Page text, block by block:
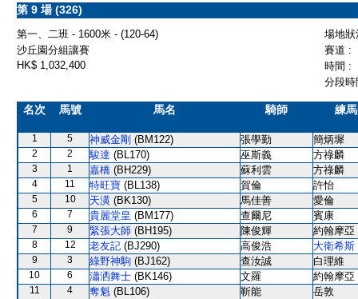
第 9 場 (326)
第一、二班 - 1600米 - (120-64)
場地
沙丘園分組讓賽
賽道 :
HK$ 1,032,400
時間 :
分段
名次 馬號 馬名 騎師 練
1 5 神威金剛 (BM122) 張學勤 簡炳墀
2 2 駿達 (BL170) 巫斯義 方祿麟
3 1 嘉橋 (BH229) 蘇利雲 方祿麟
4 11 特旺寶 (BL138) 賀倫 許怡
5 10 天潢 (BK130) 馬佳善 愛倫
6 7 貴麗堂皇 (BM177) 查爾尼 賓康
7 9 緊張大師 (BH195) 陳俊輝 約翰摩亞
8 12 老友記 (BJ290) 高俊浩 大衛希斯
9 3 綠野神駒 (BJ162) 查汝誠 白理維
10 6 瀟洒舞士 (BK146) 文羅 約翰摩亞
11 4 奪魁 (BL106) 靳能 岳敦